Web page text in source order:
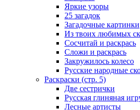
Яркие узоры
25 загадок
Загадочные картинки
Из твоих любимых
Сосчитай и раскрась
Сложи и раскрась
Закружилось колесо
Русские народные
Раскраски (стр. 5)
Две сестрички
Русская глиняная
Лесные артисты